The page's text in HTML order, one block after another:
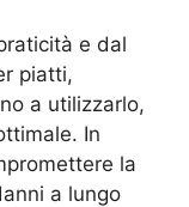
e dal
piatti,
a utilizzarlo,
In
la
a lungo